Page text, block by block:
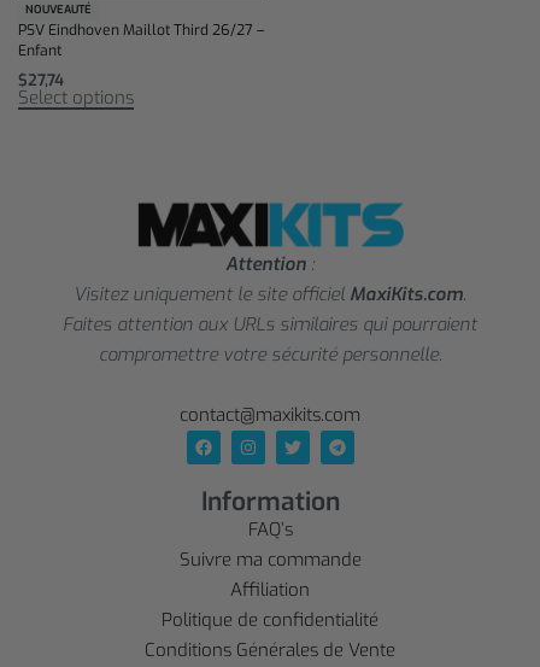
NOUVEAUTÉ
PSV Eindhoven Maillot Third 26/27 –
Enfant
$27,74
Select options
Attention :
Visitez uniquement le site officiel MaxiKits.com.
Faites attention aux URLs similaires qui pourraient
compromettre votre sécurité personnelle.
contact@maxikits.com
Information
FAQ’s
Suivre ma commande
Affiliation
Politique de confidentialité
Conditions Générales de Vente